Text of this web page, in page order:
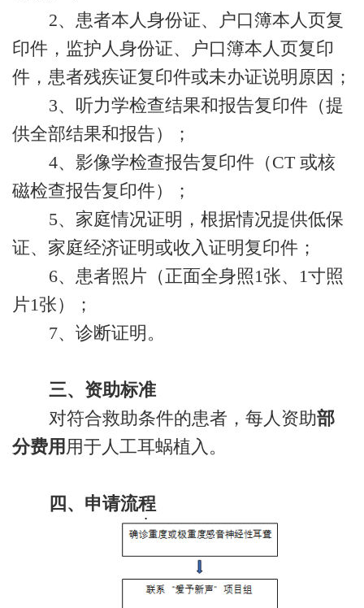
2、患者本人身份证、户口簿本人页复
印件，监护人身份证、户口簿本人页复印
件，患者残疾证复印件或未办证说明原因；
3、听力学检查结果和报告复印件（提
供全部结果和报告）；
4、影像学检查报告复印件（CT 或核
磁检查报告复印件）；
5、家庭情况证明，根据情况提供低保
证、家庭经济证明或收入证明复印件；
6、患者照片（正面全身照1张、1寸照
片1张）；
7、诊断证明。
三、资助标准
对符合救助条件的患者，每人资助部
分费用 用于人工耳蜗植入。
四、申请流程